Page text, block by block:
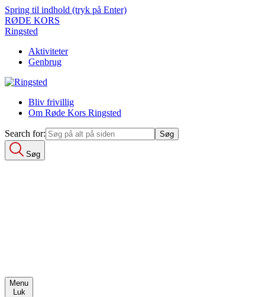
Spring til indhold (tryk på Enter)
RØDE KORS
Ringsted
Aktiviteter
Genbrug
Bliv frivillig
Om Røde Kors Ringsted
Search for:
Søg
Menu
Luk